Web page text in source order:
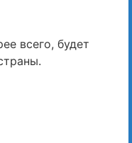
всего, будет